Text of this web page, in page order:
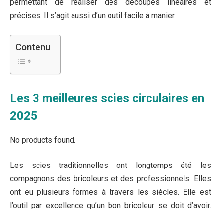
permettant de réaliser des découpes linéaires et
précises. Il s’agit aussi d’un outil facile à manier.
Contenu
Les 3 meilleures scies circulaires en
2025
No products found.
Les scies traditionnelles ont longtemps été les
compagnons des bricoleurs et des professionnels. Elles
ont eu plusieurs formes à travers les siècles. Elle est
l’outil par excellence qu’un bon bricoleur se doit d’avoir.